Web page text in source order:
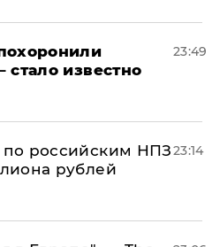
стало известно
23:49
российским НПЗ
рублей
23:14